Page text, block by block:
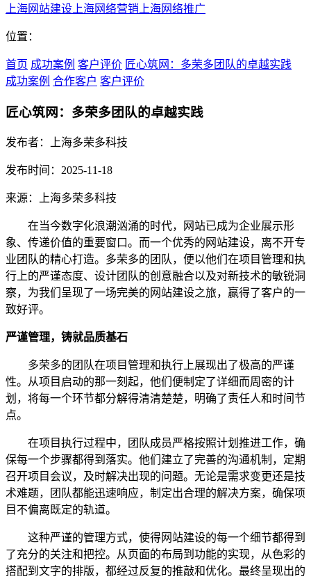
上海网站建设 上海网络营销 上海网络推广
位置：
首页 成功案例 客户评价 匠心筑网：多荣多团队的卓越实践
成功案例 合作客户 客户评价
匠心筑网：多荣多团队的卓越实践
发布者：上海多荣多科技
发布时间：2025-11-18
来源：上海多荣多科技
在当今数字化浪潮汹涌的时代，网站已成为企业展示形
象、传递价值的重要窗口。而一个优秀的网站建设，离不开专
业团队的精心打造。多荣多的团队，便以他们在项目管理和执
行上的严谨态度、设计团队的创意融合以及对新技术的敏锐洞
察，为我们呈现了一场完美的网站建设之旅，赢得了客户的一
致好评。
严谨管理，铸就品质基石
多荣多的团队在项目管理和执行上展现出了极高的严谨
性。从项目启动的那一刻起，他们便制定了详细而周密的计
划，将每一个环节都分解得清清楚楚，明确了责任人和时间节
点。
在项目执行过程中，团队成员严格按照计划推进工作，确
保每一个步骤都得到落实。他们建立了完善的沟通机制，定期
召开项目会议，及时解决出现的问题。无论是需求变更还是技
术难题，团队都能迅速响应，制定出合理的解决方案，确保项
目不偏离既定的轨道。
这种严谨的管理方式，使得网站建设的每一个细节都得到
了充分的关注和把控。从页面的布局到功能的实现，从色彩的
搭配到文字的排版，都经过反复的推敲和优化。最终呈现出的